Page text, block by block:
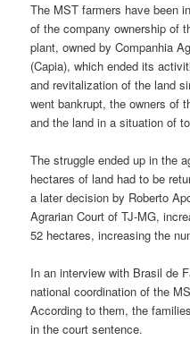
The MST farmers have been
of the company ownership of
plant, owned by Companhia
(Capia), which ended its
and revitalization of the land
went bankrupt, the owners of
and the land in a situation of
The struggle ended up in the
hectares of land had to be
a later decision by Roberto
Agrarian Court of TJ-MG,
52 hectares, increasing the
In an interview with Brasil de
national coordination of the
According to them, the
in the court sentence.